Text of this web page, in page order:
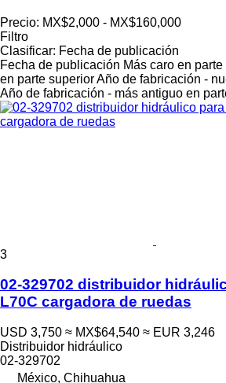
Precio: MX$2,000 - MX$160,000
Filtro
Clasificar: Fecha de publicación
Fecha de publicación Más caro en
en parte superiorAño de fabricación -
Año de fabricación - más antiguo en
3
02-329702 distribuidor
L70C cargadora de ruedas
USD 3,750 ≈ MX$64,540 ≈ EUR 3,246
Distribuidor hidráulico
02-329702
México, Chihuahua